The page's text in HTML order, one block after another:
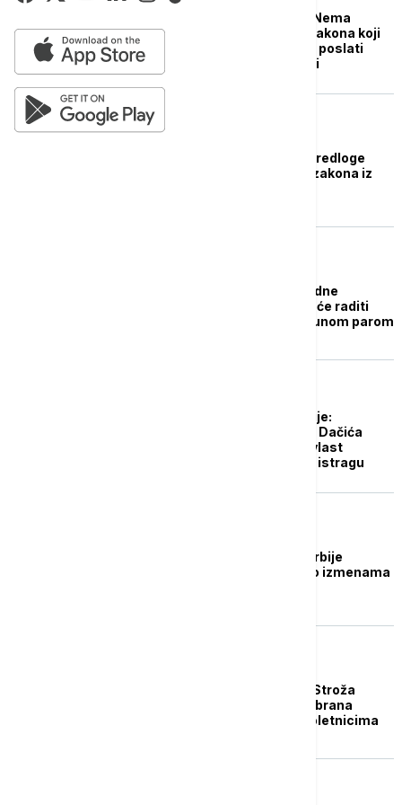
Ministarstvo pravde: Nema
razlike u tekstovima zakona koji
su u Skupštini i koji su poslati
Venecijanskoj komisiji
Vlada Srbije utvrdila predloge
izmena i dopuna više zakona iz
Potpredsednica Narodne
skupštine: Parlament će raditi
intenzivno celo leto punom parom
Burno u Skupštini Srbije:
Opozicija traži smenu Dačića
zbog slučaja Senjak, vlast
poručuje - sačekajmo istragu
Poslanici skupštine Srbije
nastavljaju raspravu o izmenama
Usvojeni novi zakoni: Stroža
pravila za trgovce i zabrana
prodaje cigareta maloletnicima